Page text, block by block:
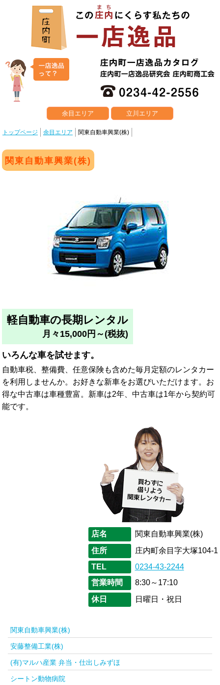
余目エリア 立川エリア
トップページ 余目エリア 関東自動車興業(株)
関東自動車興業(株)
軽自動車の長期レンタル
月々15,000円～(税抜)
いろんな車を試せます。
自動車税、整備費、任意保険も含めた毎月定額のレンタカー
を利用しませんか。お好きな新車をお選びいただけます。お
得な中古車は車種豊富。新車は2年、中古車は1年から契約可
能です。
店名
関東自動車興業(株)
住所
庄内町余目字大塚104-1
TEL
0234-43-2244
営業時間
8:30～17:10
休日
日曜日・祝日
関東自動車興業(株)
安藤整備工業(株)
(有)マルハ産業 弁当・仕出しみずほ
シートン動物病院